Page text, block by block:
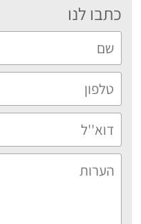
כתבו לנו